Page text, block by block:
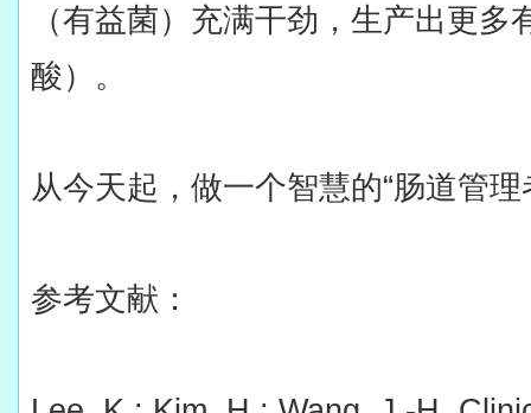
（有益菌）充满干劲，生产出更多
酸）。
从今天起，做一个智慧的“肠道管理
参考文献：